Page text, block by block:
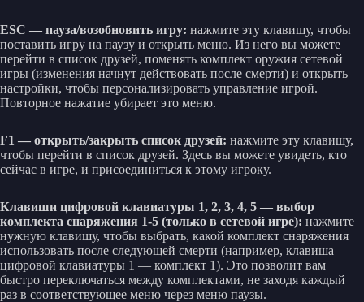
ESC — пауза/возобновить игру: нажмите эту клавишу, чтобы
поставить игру на паузу и открыть меню. Из него вы можете
перейти в список друзей, поменять комплект оружия сетевой
игры (изменения начнут действовать после смерти) и открыть
настройки, чтобы персонализировать управление игрой.
Повторное нажатие убирает это меню.
F1 — открыть/закрыть список друзей: нажмите эту клавишу,
чтобы перейти в список друзей. Здесь вы можете увидеть, кто
сейчас в игре, и присоединиться к этому игроку.
Клавиши цифровой клавиатуры 1, 2, 3, 4, 5 — выбор
комплекта снаряжения 1-5 (только в сетевой игре): нажмите
нужную клавишу, чтобы выбрать, какой комплект снаряжения
использовать после следующей смерти (например, клавиша
цифровой клавиатуры 1 — комплект 1). Это позволит вам
быстро переключаться между комплектами, не заходя каждый
раз в соответствующее меню через меню паузы.